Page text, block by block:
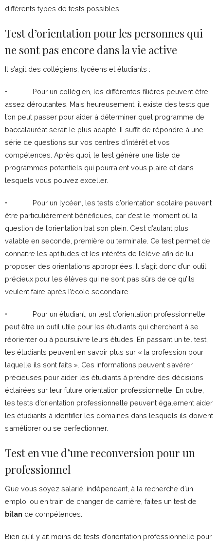
différents types de tests possibles.
Test d’orientation pour les personnes qui
ne sont pas encore dans la vie active
Il s’agit des collégiens, lycéens et étudiants :
• Pour un collégien, les différentes filières peuvent être
assez déroutantes. Mais heureusement, il existe des tests que
l’on peut passer pour aider à déterminer quel programme de
baccalauréat serait le plus adapté. Il suffit de répondre à une
série de questions sur vos centres d’intérêt et vos
compétences. Après quoi, le test génère une liste de
programmes potentiels qui pourraient vous plaire et dans
lesquels vous pouvez exceller.
• Pour un lycéen, les tests d’orientation scolaire peuvent
être particulièrement bénéfiques, car c’est le moment où la
question de l’orientation bat son plein. C’est d’autant plus
valable en seconde, première ou terminale. Ce test permet de
connaître les aptitudes et les intérêts de l’élève afin de lui
proposer des orientations appropriées. Il s’agit donc d’un outil
précieux pour les élèves qui ne sont pas sûrs de ce qu’ils
veulent faire après l’école secondaire.
• Pour un étudiant, un test d’orientation professionnelle
peut être un outil utile pour les étudiants qui cherchent à se
réorienter ou à poursuivre leurs études. En passant un tel test,
les étudiants peuvent en savoir plus sur « la profession pour
laquelle ils sont faits ». Ces informations peuvent s’avérer
précieuses pour aider les étudiants à prendre des décisions
éclairées sur leur future orientation professionnelle. En outre,
les tests d’orientation professionnelle peuvent également aider
les étudiants à identifier les domaines dans lesquels ils doivent
s’améliorer ou se perfectionner.
Test en vue d’une reconversion pour un
professionnel
Que vous soyez salarié, indépendant, à la recherche d’un
emploi ou en train de changer de carrière, faites un test de
bilan de compétences.
Bien qu’il y ait moins de tests d’orientation professionnelle pour